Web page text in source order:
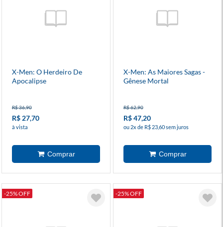
X-Men: O Herdeiro De
Apocalipse
R$ 36,90
R$ 27,70
à vista
X-Men: As Maiores Sagas -
Gênese Mortal
R$ 62,90
R$ 47,20
ou 2x de R$ 23,60 sem juros
-25% OFF -25% OFF